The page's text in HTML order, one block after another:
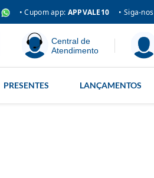
• Cupom app: APPVALE10 • Siga-nos
Central de
Atendimento
PRESENTES LANÇAMENTOS